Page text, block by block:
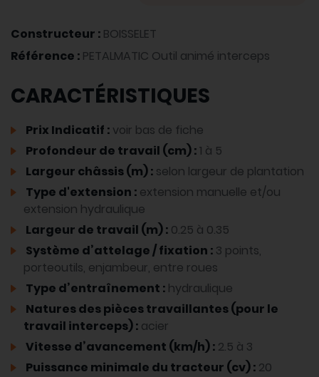
Constructeur : BOISSELET
Référence : PETALMATIC Outil animé interceps
CARACTÉRISTIQUES
Prix Indicatif : voir bas de fiche
Profondeur de travail (cm) :1 à 5
Largeur châssis (m) : selon largeur de plantation
Type d'extension : extension manuelle et/ou
extension hydraulique
Largeur de travail (m) : 0.25 à 0.35
Système d’attelage / fixation : 3 points,
porteoutils, enjambeur, entre roues
Type d’entraînement : hydraulique
Natures des pièces travaillantes (pour le
travail interceps) : acier
Vitesse d’avancement (km/h) : 2.5 à 3
Puissance minimale du tracteur (cv) : 20